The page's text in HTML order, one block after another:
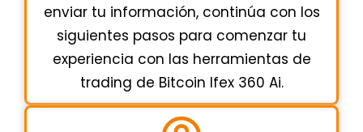
enviar tu información, continúa con los
siguientes pasos para comenzar tu
experiencia con las herramientas de
trading de Bitcoin Ifex 360 Ai.